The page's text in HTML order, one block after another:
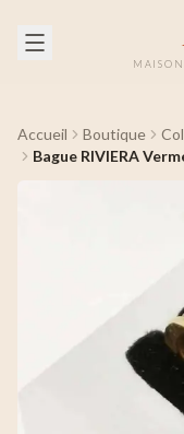
Accueil Boutique
Bague RIVIERA